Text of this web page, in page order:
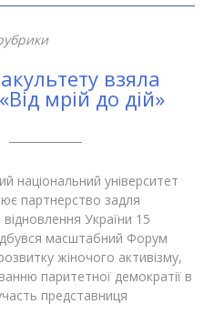
взяла
мрій до дій»
національний університет
партнерство задля
України 15
масштабний Форум
жіночого активізму,
паритетної демократії в
представниця